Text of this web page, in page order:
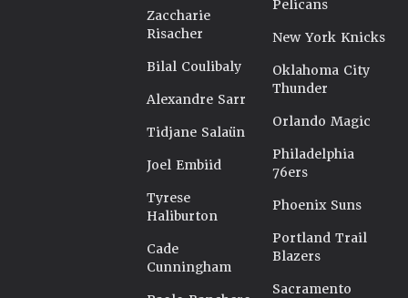
Zaccharie
Risacher
Bilal Coulibaly
Alexandre Sarr
Tidjane Salaün
Joel Embiid
Tyrese
Haliburton
Cade
Cunningham
Pelicans
New York Knicks
Oklahoma City
Thunder
Orlando Magic
Philadelphia
76ers
Phoenix Suns
Portland Trail
Blazers
Sacramento